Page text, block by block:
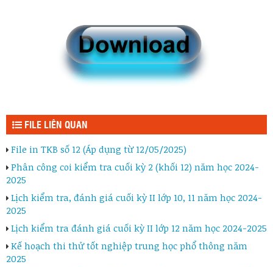
FILE LIÊN QUAN
File in TKB số 12 (Áp dụng từ 12/05/2025)
Phân công coi kiểm tra cuối kỳ 2 (khối 12) năm học 2024-
2025
Lịch kiểm tra, đánh giá cuối kỳ II lớp 10, 11 năm học 2024-
2025
Lịch kiểm tra đánh giá cuối kỳ II lớp 12 năm học 2024-2025
Kế hoạch thi thử tốt nghiệp trung học phổ thông năm
2025